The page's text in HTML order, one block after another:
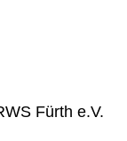
Fürth e.V.